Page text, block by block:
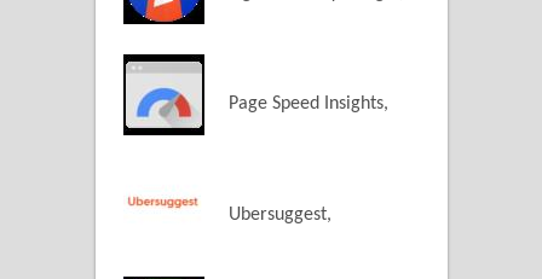
Page Speed Insights,
Ubersuggest,